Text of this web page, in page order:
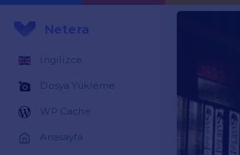
Netera
İngilizce
Dosya Yükleme
WP Cache
Anasayfa